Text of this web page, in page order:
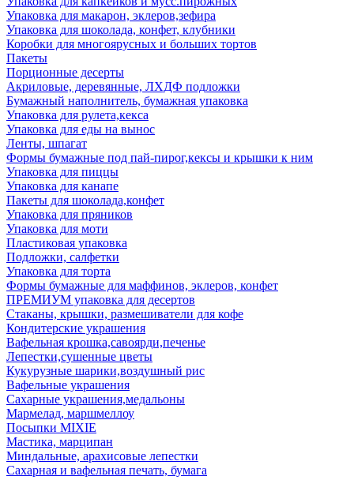
Упаковка для макарон, эклеров,зефира
Упаковка для шоколада, конфет, клубники
Коробки для многоярусных и больших тортов
Пакеты
Порционные десерты
Акриловые, деревянные, ЛХДФ подложки
Бумажный наполнитель, бумажная упаковка
Упаковка для рулета,кекса
Упаковка для еды на вынос
Ленты, шпагат
Формы бумажные под пай-пирог,кексы и крышки к ним
Упаковка для пиццы
Упаковка для канапе
Пакеты для шоколада,конфет
Упаковка для пряников
Упаковка для моти
Пластиковая упаковка
Подложки, салфетки
Упаковка для торта
Формы бумажные для маффинов, эклеров, конфет
ПРЕМИУМ упаковка для десертов
Стаканы, крышки, размешиватели для кофе
Кондитерские украшения
Вафельная крошка,савоярди,печенье
Лепестки,сушенные цветы
Кукурузные шарики,воздушный рис
Вафельные украшения
Сахарные украшения,медальоны
Мармелад, маршмеллоу
Посыпки MIXIE
Мастика, марципан
Миндальные, арахисовые лепестки
Сахарная и вафельная печать, бумага